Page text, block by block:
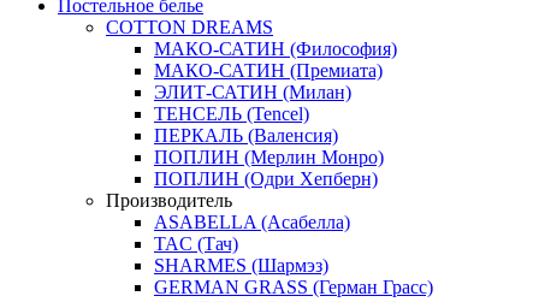
Постельное белье
COTTON DREAMS
МАКО-САТИН (Философия)
МАКО-САТИН (Премиата)
ЭЛИТ-САТИН (Милан)
ТЕНСЕЛЬ (Tencel)
ПЕРКАЛЬ (Валенсия)
ПОПЛИН (Мерлин Монро)
ПОПЛИН (Одри Хепберн)
Производитель
ASABELLA (Асабелла)
TAC (Тач)
SHARMES (Шармэз)
GERMAN GRASS (Герман Грасс)